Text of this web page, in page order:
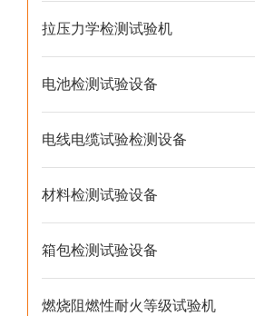
拉压力学检测试验机
电池检测试验设备
电线电缆试验检测设备
材料检测试验设备
箱包检测试验设备
燃烧阻燃性耐火等级试验机